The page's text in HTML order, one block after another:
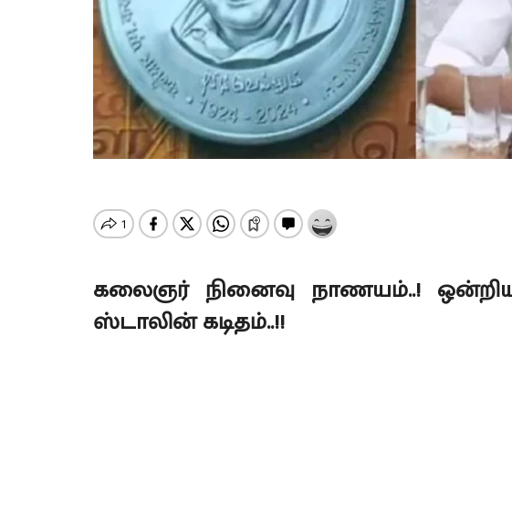
கலைஞர் நினைவு நாணயம்..! ஒன்றிய
ஸ்டாலின் கடிதம்..!!